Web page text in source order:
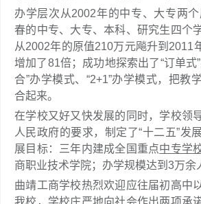
办学层次从2002年的中专、大专两
春的中专、大专、本科、研究生四个
从2002年的原值210万元飚升到2011
增加了81倍；成功地探索出了“订单式
合”办学模式、“2+1”办学模式，把教
合起来。
在学校又好又快发展的同时，学校领
人民政府的要求，制定了“十二五”发
展目标：三年内建成全国重点中专学
商职业技术学院；办学规模达到3万余
曲靖工商学校热烈欢迎应往届初高中
我校，学校庄严地向社会作出两项承